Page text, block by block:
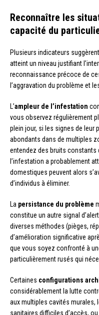
Reconnaître les
capacité du
Plusieurs indicateurs
atteint un niveau justifiant
reconnaissance précoce de
l’aggravation du problème et
L’ampleur de l’infestation
vous observez régulièrement
plein jour, si les signes de leur
abondants dans de multiples
entendez des bruits
l’infestation a probablement
domestiques peuvent alors
d’individus à éliminer.
La persistance du problème
constitue un autre signal
diverses méthodes (pièges,
d’amélioration significative
que vous soyez confronté à
particulièrement rusés qui
Certaines configurations
considérablement la lutte
aux multiples cavités
sanitaires difficiles d’accès,